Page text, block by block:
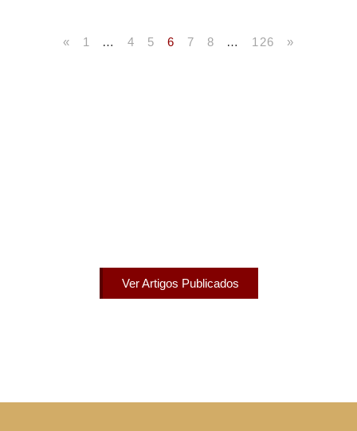
« 1 … 4 5 6 7 8 … 126 »
Ver Artigos Publicados